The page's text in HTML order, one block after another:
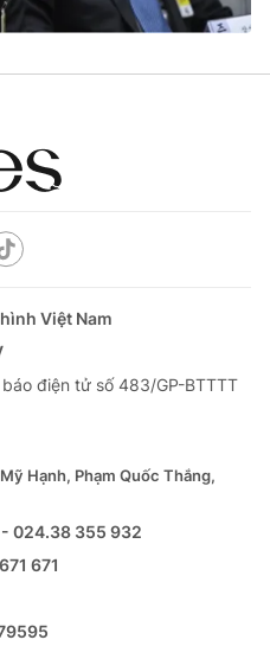
Tấm lòng Việt
mình bằng AI
Việt Nam
điện tử số 483/GP-BTTTT
Việt Nam
điện tử số 483/GP-BTTTT
Hạnh, Phạm Quốc Thắng,
024.38 355 932
671